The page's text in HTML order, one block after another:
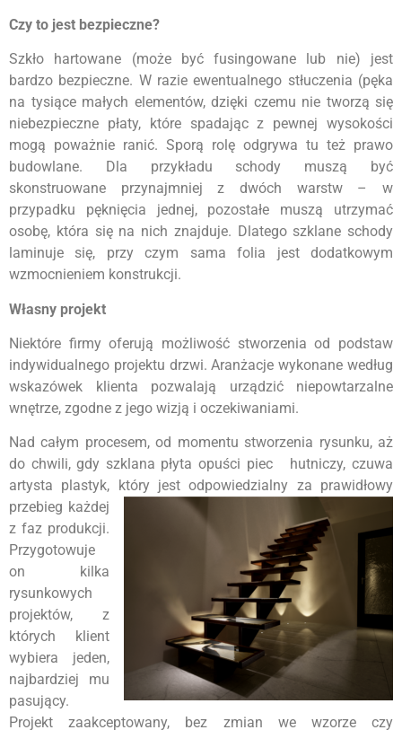
Czy to jest bezpieczne?
Szkło hartowane (może być fusingowane lub nie) jest
bardzo bezpieczne. W razie ewentualnego stłuczenia (pęka
na tysiące małych elementów, dzięki czemu nie tworzą się
niebezpieczne płaty, które spadając z pewnej wysokości
mogą poważnie ranić. Sporą rolę odgrywa tu też prawo
budowlane. Dla przykładu schody muszą być
skonstruowane przynajmniej z dwóch warstw – w
przypadku pęknięcia jednej, pozostałe muszą utrzymać
osobę, która się na nich znajduje. Dlatego szklane schody
laminuje się, przy czym sama folia jest dodatkowym
wzmocnieniem konstrukcji.
Własny projekt
Niektóre firmy oferują możliwość stworzenia od podstaw
indywidualnego projektu drzwi. Aranżacje wykonane według
wskazówek klienta pozwalają urządzić niepowtarzalne
wnętrze, zgodne z jego wizją i oczekiwaniami.
Nad całym procesem, od momentu stworzenia rysunku, aż
do chwili, gdy szklana płyta opuści piec hutniczy, czuwa
artysta plastyk, który jest odpowiedzialny za prawidłowy
przebieg każdej
z faz produkcji.
Przygotowuje
on kilka
rysunkowych
projektów, z
których klient
wybiera jeden,
najbardziej mu
pasujący.
Projekt zaakceptowany, bez zmian we wzorze czy